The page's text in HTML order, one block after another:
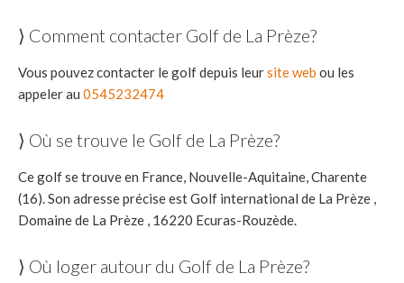
⟩ Comment contacter Golf de La Prèze?
Vous pouvez contacter le golf depuis leursite web ou les
appeler au 0545232474
⟩ Où se trouve le Golf de La Prèze?
Ce golf se trouve en France, Nouvelle-Aquitaine, Charente
(16). Son adresse précise est Golf international de La Prèze ,
Domaine de La Prèze , 16220 Ecuras-Rouzède.
⟩ Où loger autour du Golf de La Prèze?